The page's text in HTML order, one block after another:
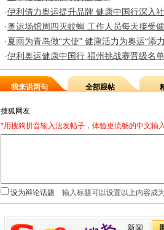
·伊利借力奥运提升品牌 健康中国行深入
·奥运场馆周四灭蚊蝇 工作人员每天接受
·夏雨为青岛做“大使” 健康活力为奥运“添
·伊利奥运健康中国行 福州挑战赛晋级名
我来说两句 全部跟帖
*用搜狗拼音输入法发帖子，体验更流畅的中文输
设为辩论话题
新闻